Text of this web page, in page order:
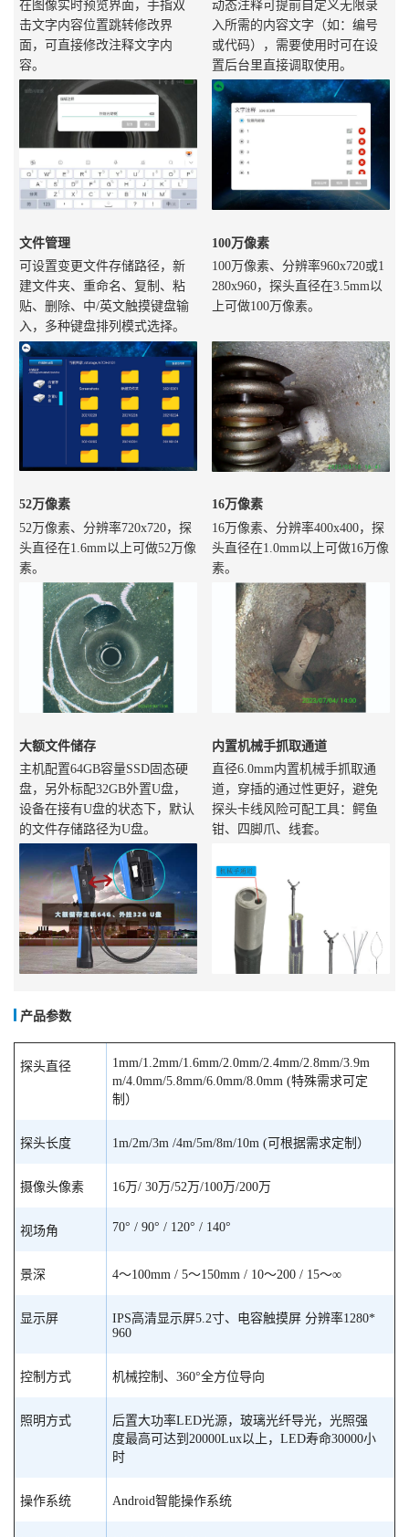
在图像实时预览界面，手指双
击文字内容位置跳转修改界
面，可直接修改注释文字内
容。
动态注释可提前自定义无限录
入所需的内容文字（如：编号
或代码），需要使用时可在设
置后台里直接调取使用。
文件管理
可设置变更文件存储路径，新
建文件夹、重命名、复制、粘
贴、删除、中/英文触摸键盘输
入，多种键盘排列模式选择。
100万像素
100万像素、分辨率960x720或1
280x960，探头直径在3.5mm以
上可做100万像素。
52万像素
52万像素、分辨率720x720，探
头直径在1.6mm以上可做52万像
素。
16万像素
16万像素、分辨率400x400，探
头直径在1.0mm以上可做16万像
素。
大额文件储存
主机配置64GB容量SSD固态硬
盘，另外标配32GB外置U盘，
设备在接有U盘的状态下，默认
的文件存储路径为U盘。
内置机械手抓取通道
直径6.0mm内置机械手抓取通
道，穿插的通过性更好，避免
探头卡线风险可配工具：鳄鱼
钳、四脚爪、线套。
产品参数
探头直径
1mm/1.2mm/1.6mm/2.0mm/2.4mm/2.8mm/3.9m
m/4.0mm/5.8mm/6.0mm/8.0mm (特殊需求可定
制）
探头长度 1m/2m/3m /4m/5m/8m/10m (可根据需求定制）
摄像头像素 16万/ 30万/52万/100万/200万
视场角 70° / 90° / 120° / 140°
景深 4～100mm / 5～150mm / 10～200 / 15～∞
显示屏
IPS高清显示屏5.2寸、电容触摸屏 分辨率1280*
960
控制方式 机械控制、360°全方位导向
照明方式
后置大功率LED光源，玻璃光纤导光，光照强
度最高可达到20000Lux以上，LED寿命30000小
时
操作系统 Android智能操作系统